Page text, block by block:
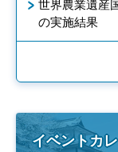
世界農業遺産
の実施結果
イベントカ